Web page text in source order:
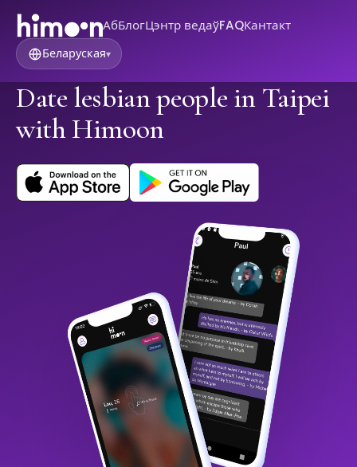
АбБлогЦэнтр ведаўFAQКантакт
Беларуская▾
Date lesbian people in Taipei
with Himoon